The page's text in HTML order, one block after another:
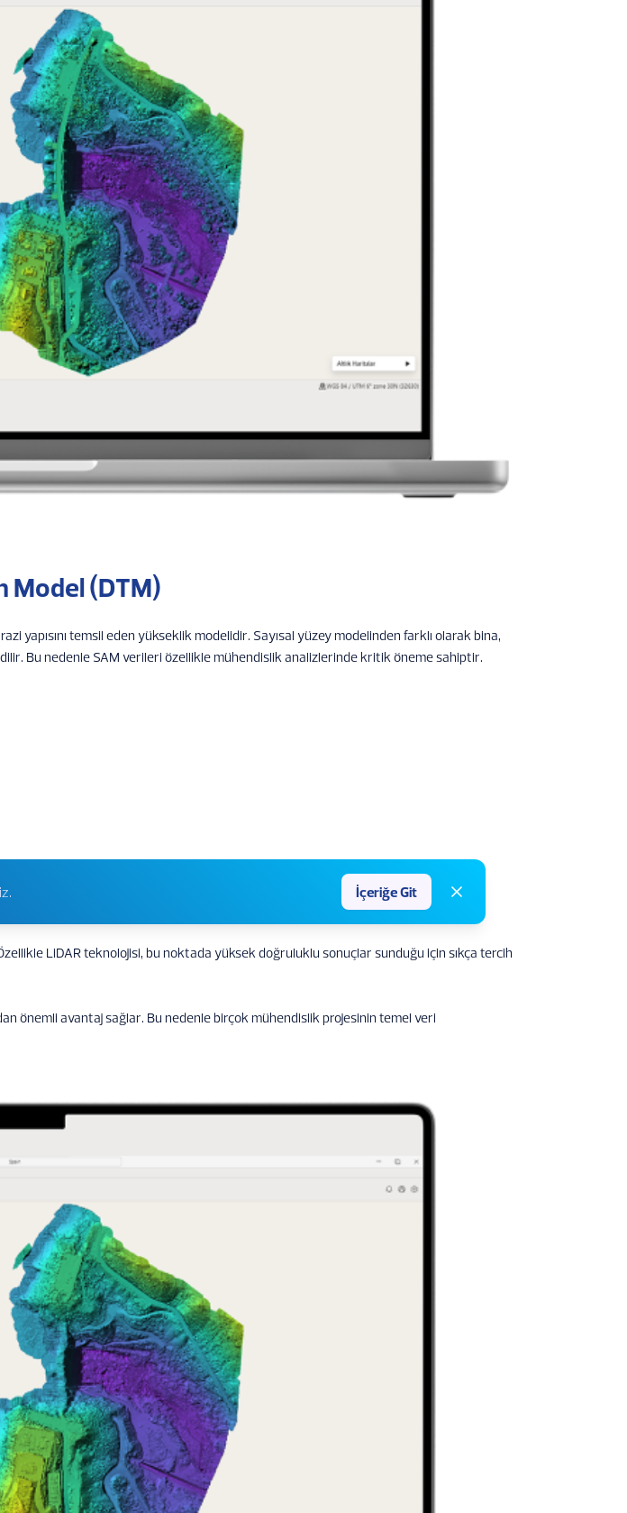
Model (DTM)
yapısını temsil eden yükseklik modelidir. Sayısal yüzey modelinden farklı olarak bina,
Bu nedenle SAM verileri özellikle mühendislik analizlerinde kritik öneme sahiptir.
İçeriğe Git
LiDAR teknolojisi, bu noktada yüksek doğruluklu sonuçlar sunduğu için sıkça tercih
önemli avantaj sağlar. Bu nedenle birçok mühendislik projesinin temel veri